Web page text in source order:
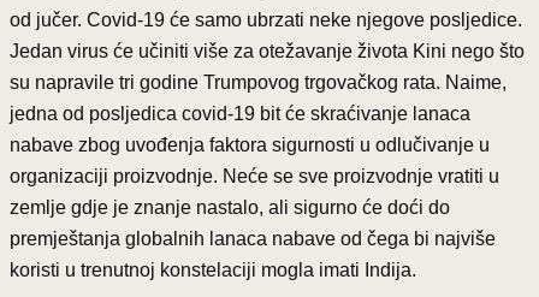
od jučer. Covid-19 će samo ubrzati neke njegove posljedice.
Jedan virus će učiniti više za otežavanje života Kini nego što
su napravile tri godine Trumpovog trgovačkog rata. Naime,
jedna od posljedica covid-19 bit će skraćivanje lanaca
nabave zbog uvođenja faktora sigurnosti u odlučivanje u
organizaciji proizvodnje. Neće se sve proizvodnje vratiti u
zemlje gdje je znanje nastalo, ali sigurno će doći do
premještanja globalnih lanaca nabave od čega bi najviše
koristi u trenutnoj konstelaciji mogla imati Indija.